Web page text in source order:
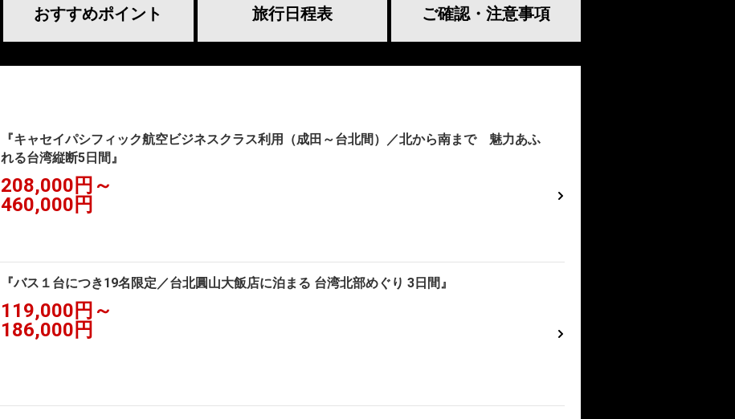
おすすめポイント 旅行日程表 ご確認・ 注意事項
『キャセイパシフィック航空ビジネスクラス利用（成田～台北間）／北から南まで 魅力あふ
れる台湾縦断5日間』
208,000円～
460,000円
『バス１台につき19名限定／台北圓山大飯店に泊まる 台湾北部めぐり 3日間』
119,000円～
186,000円